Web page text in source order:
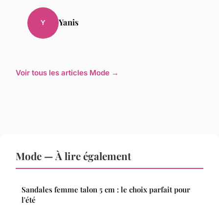
Y Yanis
Voir tous les articles Mode →
Mode — À lire également
Sandales femme talon 5 cm : le choix parfait pour
l'été